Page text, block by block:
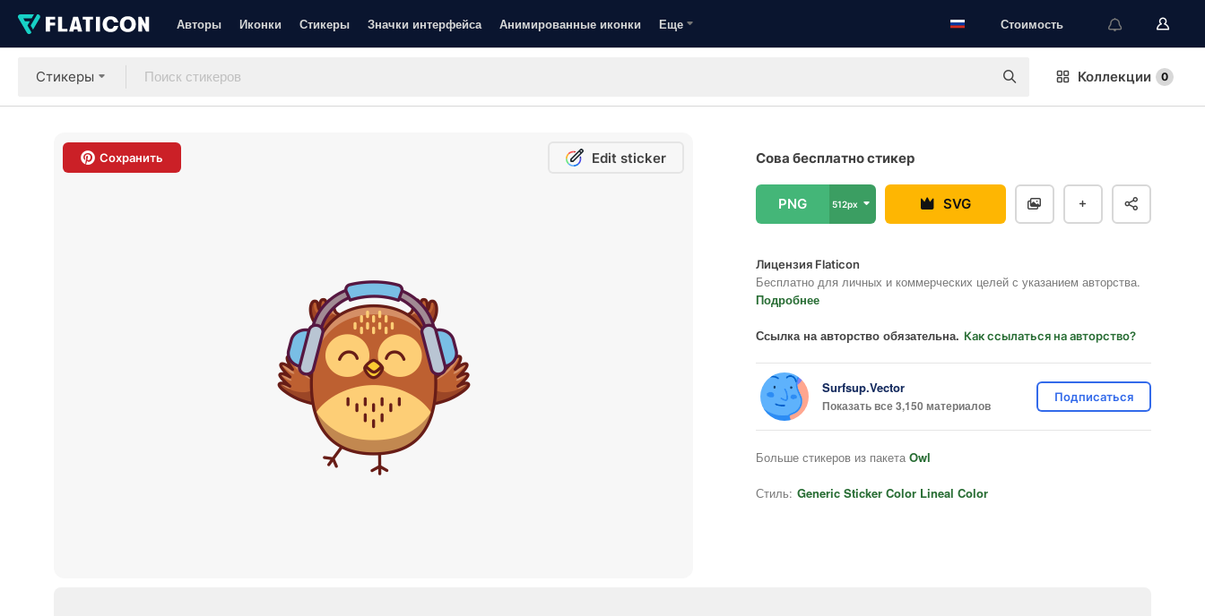
Авторы Иконки Стикеры Значки интерфейса Анимированные иконки Еще Стоимость
Стикеры Коллекции 0
Сохранить Edit sticker Сова бесплатно стикер
PNG 512px SVG
Лицензия Flaticon
Бесплатно для личных и коммерческих целей с указанием авторства.
Подробнее
Ссылка на авторство обязательна. Как ссылаться на авторство?
Surfsup.Vector
Показать все 3,150 материалов
Подписаться
Больше стикеров из пакета Owl
Стиль: Generic Sticker Color Lineal Color